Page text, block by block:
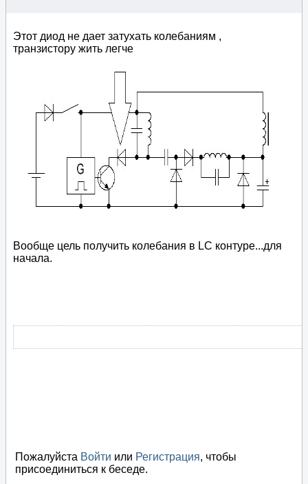
Этот диод не дает затухать колебаниям ,
транзистору жить легче
Вообще цель получить колебания в LC контуре...для
начала.
Пожалуйста Войти или Регистрация, чтобы
присоединиться к беседе.